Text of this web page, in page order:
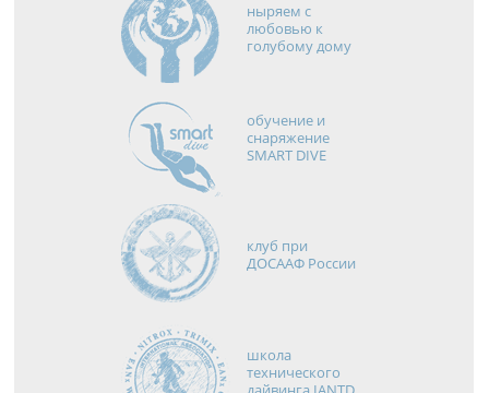
ныряем с
любовью к
голубому дому
обучение и
снаряжение
SMART DIVE
клуб при
ДОСААФ России
школа
технического